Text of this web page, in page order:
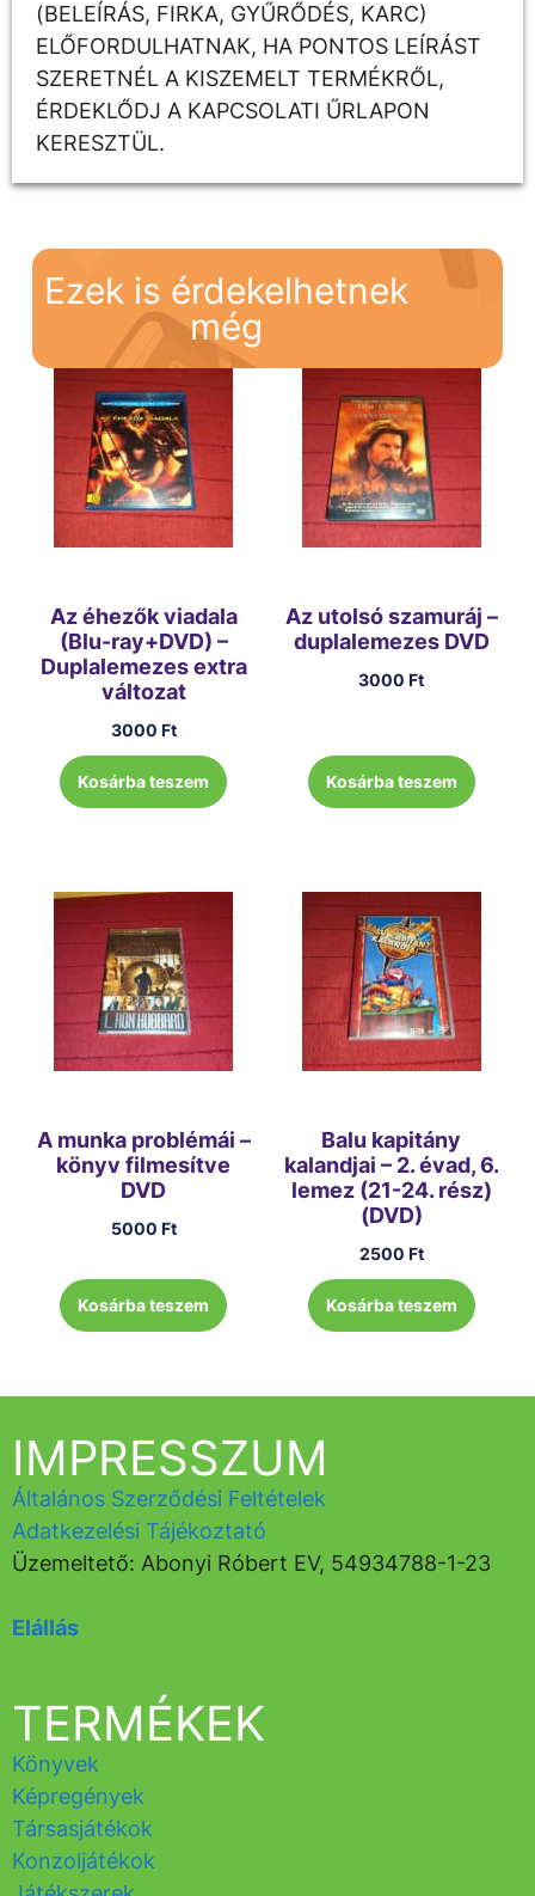
(BELEÍRÁS, FIRKA, GYŰRŐDÉS, KARC)
ELŐFORDULHATNAK, HA PONTOS LEÍRÁST
SZERETNÉL A KISZEMELT TERMÉKRŐL,
ÉRDEKLŐDJ A KAPCSOLATI ŰRLAPON
KERESZTÜL.
Ezek is érdekelhetnek
még
Az éhezők viadala
(Blu-ray+DVD) –
Duplalemezes extra
változat
3000 Ft
Kosárba teszem
Az utolsó szamuráj –
duplalemezes DVD
3000Ft
Kosárba teszem
A munka problémái –
könyv filmesítve
DVD
5000 Ft
Kosárba teszem
Balu kapitány
kalandjai – 2. évad, 6.
lemez (21-24. rész)
(DVD)
2500 Ft
Kosárba teszem
TERMÉKEK
Könyvek
Képregények
Társasjátékok
Konzoljátékok
IMPRESSZUM
Általános Szerződési Feltételek
Adatkezelési Tájékoztató
Üzemeltető: Abonyi Róbert EV, 54934788-1-23
Elállás